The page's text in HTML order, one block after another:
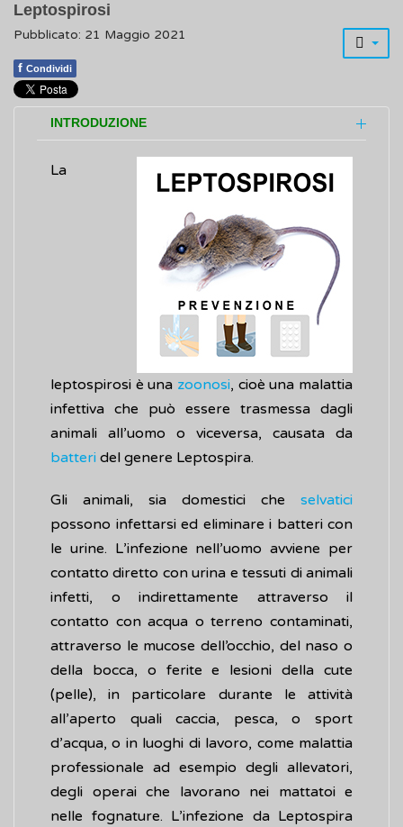
Leptospirosi
Pubblicato: 21 Maggio 2021
f Condividi
INTRODUZIONE
La
leptospirosi è una zoonosi, cioè una malattia
infettiva che può essere trasmessa dagli
animali all’uomo o viceversa, causata da
batteri del genere Leptospira.
Gli animali, sia domestici che selvatici
possono infettarsi ed eliminare i batteri con
le urine. L’infezione nell’uomo avviene per
contatto diretto con urina e tessuti di animali
infetti, o indirettamente attraverso il
contatto con acqua o terreno contaminati,
attraverso le mucose dell’occhio, del naso o
della bocca, o ferite e lesioni della cute
(pelle), in particolare durante le attività
all’aperto quali caccia, pesca, o sport
d’acqua, o in luoghi di lavoro, come malattia
professionale ad esempio degli allevatori,
degli operai che lavorano nei mattatoi e
nelle fognature. L’infezione da Leptospira